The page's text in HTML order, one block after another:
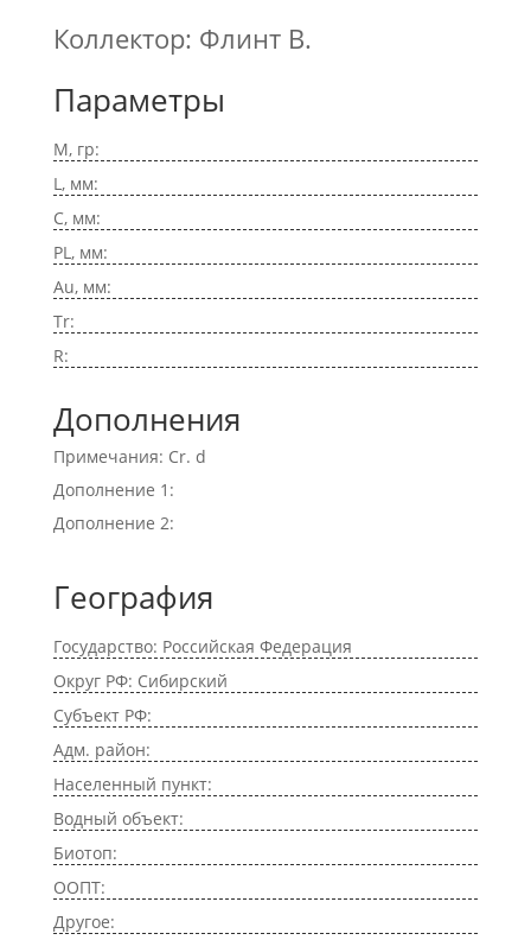
Коллектор: Флинт В.
Параметры
M, гр:
L, мм:
C, мм:
PL, мм:
Au, мм:
Tr:
R:
Дополнения
Примечания: Cr. d
Дополнение 1:
Дополнение 2:
География
Государство: Российская Федерация
Округ РФ: Сибирский
Субъект РФ:
Адм. район:
Населенный пункт:
Водный объект:
Биотоп:
ООПТ:
Другое: